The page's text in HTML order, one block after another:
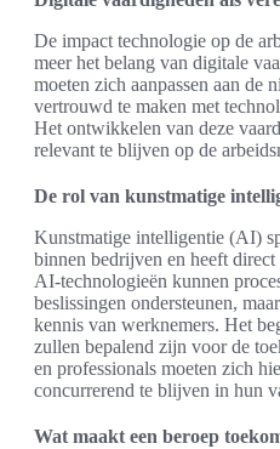
De impact technologie op de
meer het belang van digitale
moeten zich aanpassen aan de
vertrouwd te maken met
Het ontwikkelen van deze
relevant te blijven op de
De rol van kunstmatige
Kunstmatige intelligentie (AI)
binnen bedrijven en heeft
AI-technologieën kunnen
beslissingen ondersteunen,
kennis van werknemers. Het
zullen bepalend zijn voor de
en professionals moeten zich
concurrerend te blijven in hun
Wat maakt een beroep